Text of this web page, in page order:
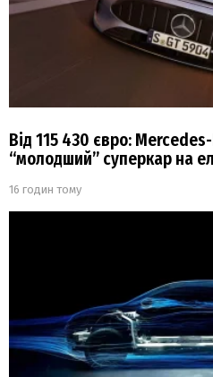
Від 115 430 євро:
“молодший” суперкар на
16 годин тому